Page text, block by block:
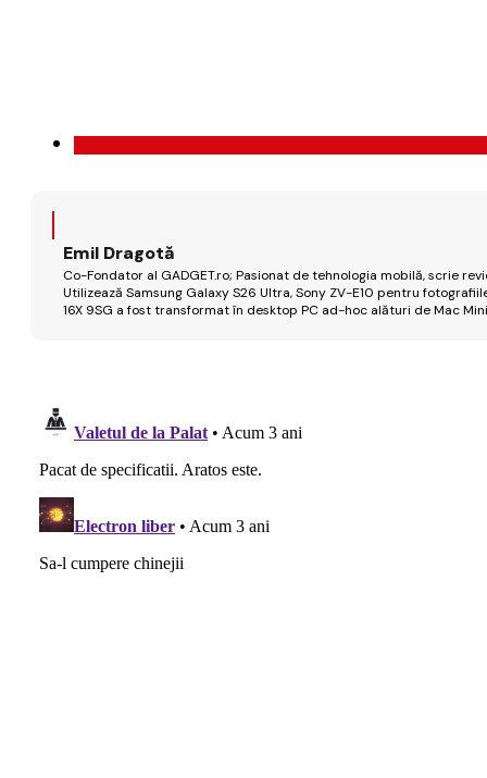
Emil Dragotă
Co-Fondator al GADGET.ro; Pasionat de tehnologia mobilă, scrie
Utilizează Samsung Galaxy S26 Ultra, Sony ZV-E10 pentru
16X 9SG a fost transformat în desktop PC ad-hoc alături de Mac